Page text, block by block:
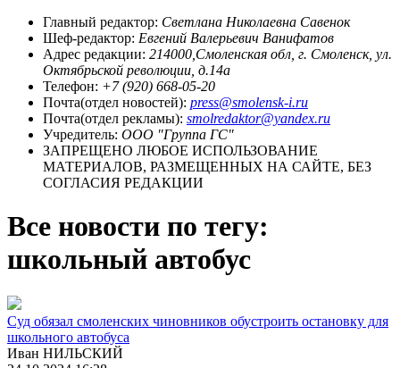
Главный редактор: Светлана Николаевна Савенок
Шеф-редактор: Евгений Валерьевич Ванифатов
Адрес редакции: 214000,Смоленская обл, г. Смоленск, ул.
Октябрьской революции, д.14а
Телефон: +7 (920) 668-05-20
Почта(отдел новостей): press@smolensk-i.ru
Почта(отдел рекламы): smolredaktor@yandex.ru
Учредитель: ООО "Группа ГС"
ЗАПРЕЩЕНО ЛЮБОЕ ИСПОЛЬЗОВАНИЕ
МАТЕРИАЛОВ, РАЗМЕЩЕННЫХ НА САЙТЕ, БЕЗ
СОГЛАСИЯ РЕДАКЦИИ
Все новости по тегу:
школьный автобус
Суд обязал смоленских чиновников обустроить остановку для
школьного автобуса
Иван НИЛЬСКИЙ